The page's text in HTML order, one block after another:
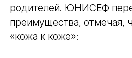
родителей. ЮНИСЕФ
преимущества, отмечая,
«кожа к коже»: